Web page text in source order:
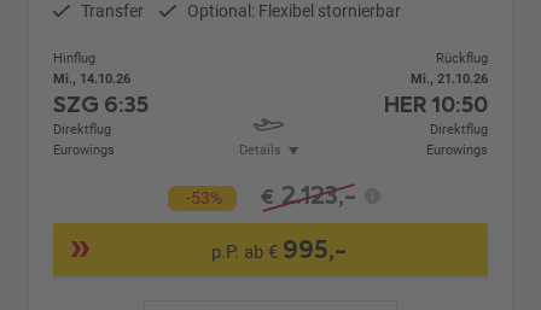
Transfer Optional: Flexibel stornierbar
Hinflug
Mi., 14.10.26
SZG 6:35
Direktflug
Eurowings
Details
Rückflug
Mi., 21.10.26
HER 10:50
Direktflug
Eurowings
-53% € 2.123,-
p.P. ab € 995,-